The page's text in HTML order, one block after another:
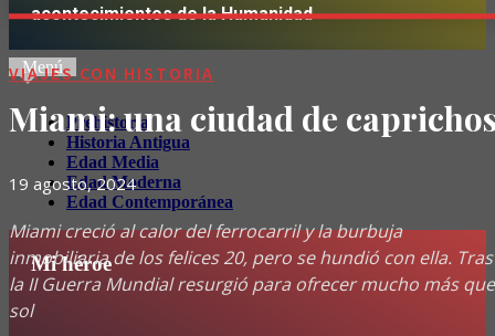
VIAJES CON HISTORIA
Miami: una ciudad de
19 agosto, 2024
Miami creció al calor del ferrocarril y la burbuja
inmobiliaria de los felices 20, pero se hundió con ella. Tras
la II Guerra Mundial resurgió para ofrecer mucho más que
sol
acontecimientos de la Humanidad
IR
Menú
Prehistoria
Historia Antigua
Edad Media
Edad Moderna
Edad Contemporánea
Mi héroe